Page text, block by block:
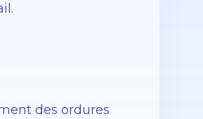
des ordures